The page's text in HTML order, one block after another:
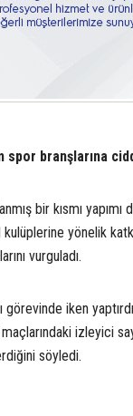
spor branşlarına
bir kısmı
yönelik
vurguladı.
görevinde iken
izleyici
söyledi.